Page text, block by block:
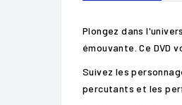
Plongez dans
émouvante. Ce DVD
Suivez les
percutants et les